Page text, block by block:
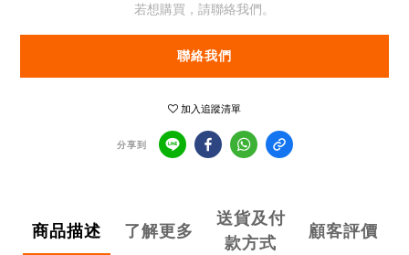
若想購買，請聯絡我們。
聯絡我們
加入追蹤清單
分享到
商品描述 了解更多
送貨及付
款方式
顧客評價